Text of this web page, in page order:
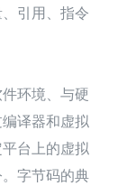
引用、指令
环境、与硬
译器和虚拟
台上的虚拟
字节码的典